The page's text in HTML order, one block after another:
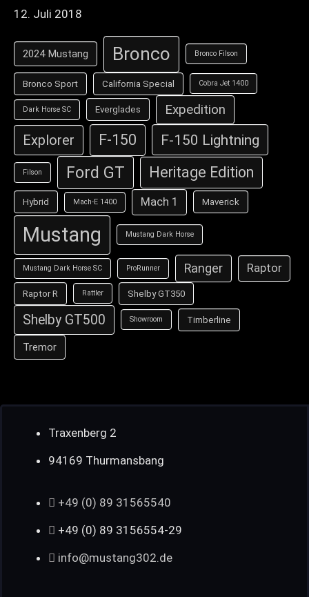
12. Juli 2018
2024 Mustang Bronco Bronco Filson
Bronco Sport California Special Cobra Jet 1400
Dark Horse SC Everglades Expedition
Explorer F-150 F-150 Lightning
Filson Ford GT Heritage Edition
Hybrid Mach-E 1400 Mach 1 Maverick
Mustang Mustang Dark Horse
Mustang Dark Horse SC ProRunner Ranger Raptor
Raptor R Rattler Shelby GT350
Shelby GT500 Showroom Timberline
Tremor
Traxenberg 2
94169 Thurmansbang
+49 (0) 89 31565540
+49 (0) 89 3156554-29
info@mustang302.de